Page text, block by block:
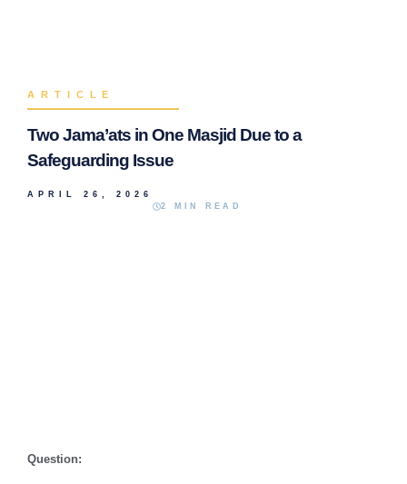
ARTICLE
Two Jama’ats in One Masjid Due to a
Safeguarding Issue
APRIL 26, 2026
2 MIN READ
Question: